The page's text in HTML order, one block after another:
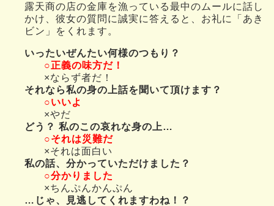
露天商の店の金庫を漁っている最中のムールに話し
かけ、彼女の質問に誠実に答えると、お礼に「あき
ビン」をくれます。
いったいぜんたい何様のつもり？
○正義の味方だ！
×ならず者だ！
それなら私の身の上話を聞いて頂けます？
○いいよ
×やだ
どう？ 私のこの哀れな身の上…
○それは災難だ
×それは面白い
私の話、分かっていただけました？
○分かりました
×ちんぷんかんぷん
…じゃ、見逃してくれますわね！？